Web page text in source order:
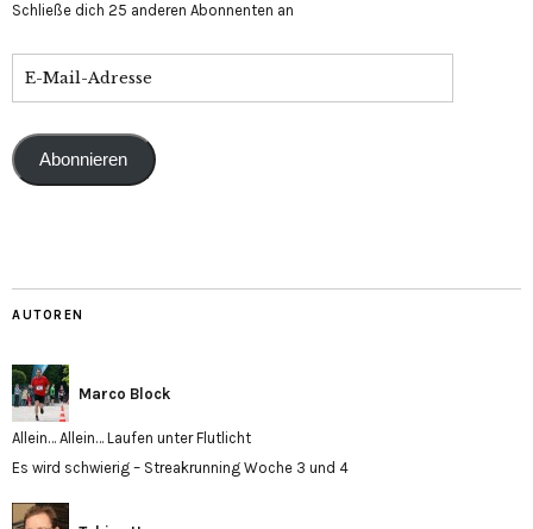
Schließe dich 25 anderen Abonnenten an
Mail-
Abonnieren
AUTOREN
Marco Block
Allein… Allein… Laufen unter Flutlicht
Es wird schwierig – Streakrunning Woche 3 und 4